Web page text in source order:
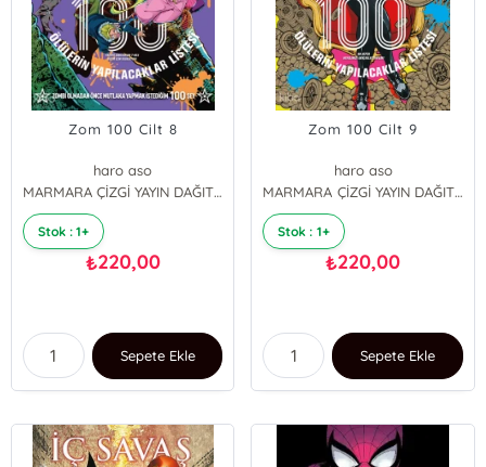
Zom 100 Cilt 8
haro aso
MARMARA ÇİZGİ YAYIN DAĞITIM
Stok : 1+
₺220,00
Sepete Ekle
Zom 100 Cilt 9
haro aso
MARMARA ÇİZGİ YAYIN DAĞITIM
Stok : 1+
₺220,00
Sepete Ekle